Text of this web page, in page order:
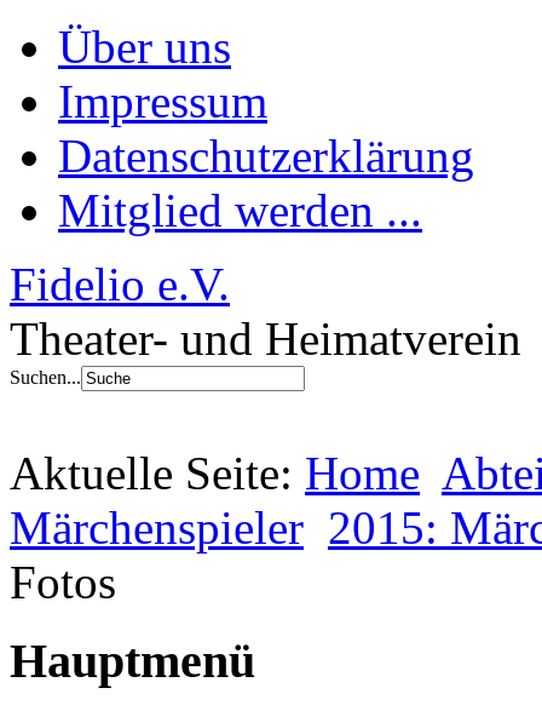
Über uns
Impressum
Datenschutzerklärung
Mitglied werden ...
Fidelio e.V.
Theater- und Heimatverein
Suchen...
Aktuelle Seite: Home
Märchenspieler 2015:
Fotos
Hauptmenü